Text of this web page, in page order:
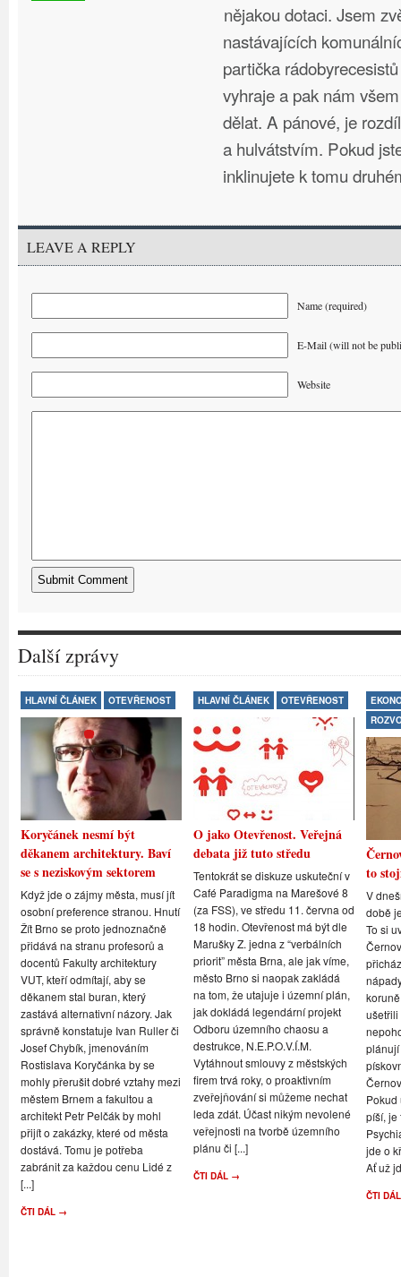
nějakou dotaci. Jsem
nastávajících
partička
vyhraje a pak nám
dělat. A pánové, je
a hulvátstvím. Pokud
inklinujete k tomu
LEAVE A REPLY
Name (required)
E-Mail (will not be
Website
Další zprávy
HLAVNÍ ČLÁNEK OTEVŘENOST
Koryčánek nesmí být
děkanem architektury. Baví
se s neziskovým sektorem
Když jde o zájmy města, musí jít
osobní preference stranou. Hnutí
Žít Brno se proto jednoznačně
přidává na stranu profesorů a
docentů Fakulty architektury
VUT, kteří odmítají, aby se
děkanem stal buran, který
zastává alternativní názory. Jak
správně konstatuje Ivan Ruller či
Josef Chybík, jmenováním
Rostislava Koryčánka by se
mohly přerušit dobré vztahy mezi
městem Brnem a fakultou a
architekt Petr Pelčák by mohl
přijít o zakázky, které od města
dostává. Tomu je potřeba
zabránit za každou cenu Lidé z
[...]
ČTI DÁL →
HLAVNÍ ČLÁNEK OTEVŘENOST
O jako Otevřenost. Veřejná
debata již tuto středu
Tentokrát se diskuze uskuteční v
Café Paradigma na Marešové 8
(za FSS), ve středu 11. června od
18 hodin. Otevřenost má být dle
Marušky Z. jedna z “verbálních
priorit” města Brna, ale jak víme,
město Brno si naopak zakládá
na tom, že utajuje i územní plán,
jak dokládá legendární projekt
Odboru územního chaosu a
destrukce, N.E.P.O.V.Í.M.
Vytáhnout smlouvy z městských
firem trvá roky, o proaktivním
zveřejňování si můžeme nechat
leda zdát. Účast nikým nevolené
veřejnosti na tvorbě územního
plánu či [...]
ČTI DÁL →
to
V
době
To si
ušetřili
Pokud
píší, je
jde o
Ať už
ČTI